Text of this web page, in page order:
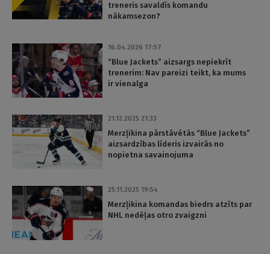
treneris savaldīs komandu
nākamsezon?
16.04.2026 17:57
“Blue Jackets” aizsargs nepiekrīt
trenerim: Nav pareizi teikt, ka mums
ir vienalga
21.12.2025 21:33
Merzļikina pārstāvētās “Blue Jackets”
aizsardzības līderis izvairās no
nopietna savainojuma
25.11.2025 19:54
Merzļikina komandas biedrs atzīts par
NHL nedēļas otro zvaigzni